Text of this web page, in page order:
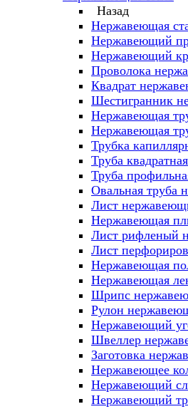
Назад
Нержавеющая
Нержавеющий
Нержавеющий
Проволока
Квадрат
Шестигранник
Нержавеющая
Нержавеющая
Трубка
Труба
Труба
Овальная труба
Лист
Нержавеющая
Лист рифленый
Лист
Нержавеющая
Нержавеющая
Шрипс
Рулон
Нержавеющий
Швеллер
Заготовка
Нержавеющее
Нержавеющий
Нержавеющий